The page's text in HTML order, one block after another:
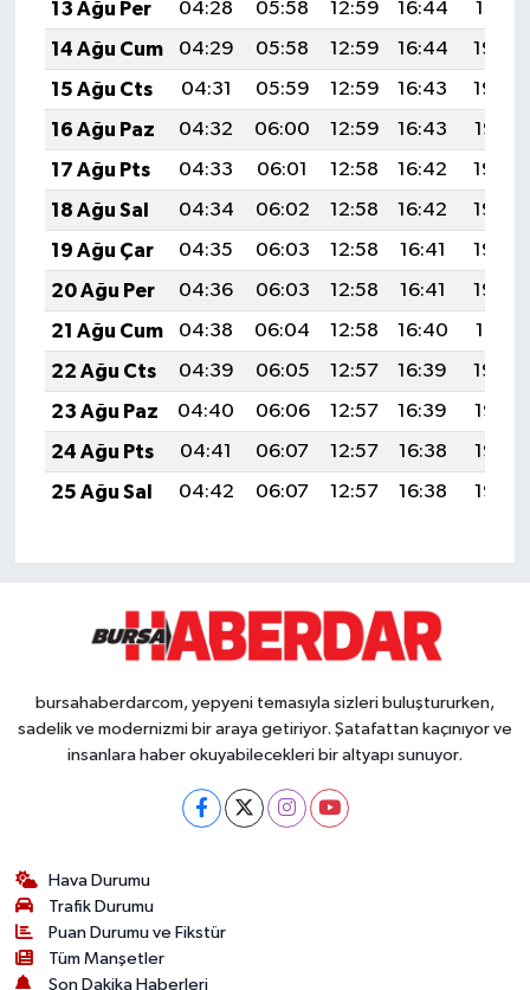
13 Ağu Per
04:28 05:58 12:59 16:44
19:51
14 Ağu Cum
04:29 05:58 12:59 16:44
19:50
15 Ağu Cts
04:31 05:59 12:59 16:43
19:49
16 Ağu Paz
04:32 06:00 12:59 16:43
19:47
17 Ağu Pts
04:33 06:01 12:58 16:42
19:46
18 Ağu Sal
04:34 06:02 12:58 16:42
19:45
19 Ağu Çar
04:35 06:03 12:58 16:41
19:44
20 Ağu Per
04:36 06:03 12:58 16:41
19:42
21 Ağu Cum
04:38 06:04 12:58 16:40
19:41
22 Ağu Cts
04:39 06:05 12:57 16:39
19:40
23 Ağu Paz
04:40 06:06 12:57 16:39
19:38
24 Ağu Pts
04:41 06:07 12:57 16:38
19:37
25 Ağu Sal
04:42 06:07 12:57 16:38 19:36
bursahaberdarcom, yepyeni temasıyla sizleri buluştururken,
sadelik ve modernizmi bir araya getiriyor. Şatafattan kaçınıyor ve
insanlara haber okuyabilecekleri bir altyapı sunuyor.
Hava Durumu
Trafik Durumu
Puan Durumu ve Fikstür
Tüm Manşetler
Son Dakika Haberleri